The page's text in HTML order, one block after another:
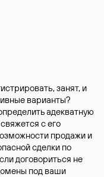
занят, и
варианты?
адекватную
с его
продажи и
сделки по
договориться не
под ваши